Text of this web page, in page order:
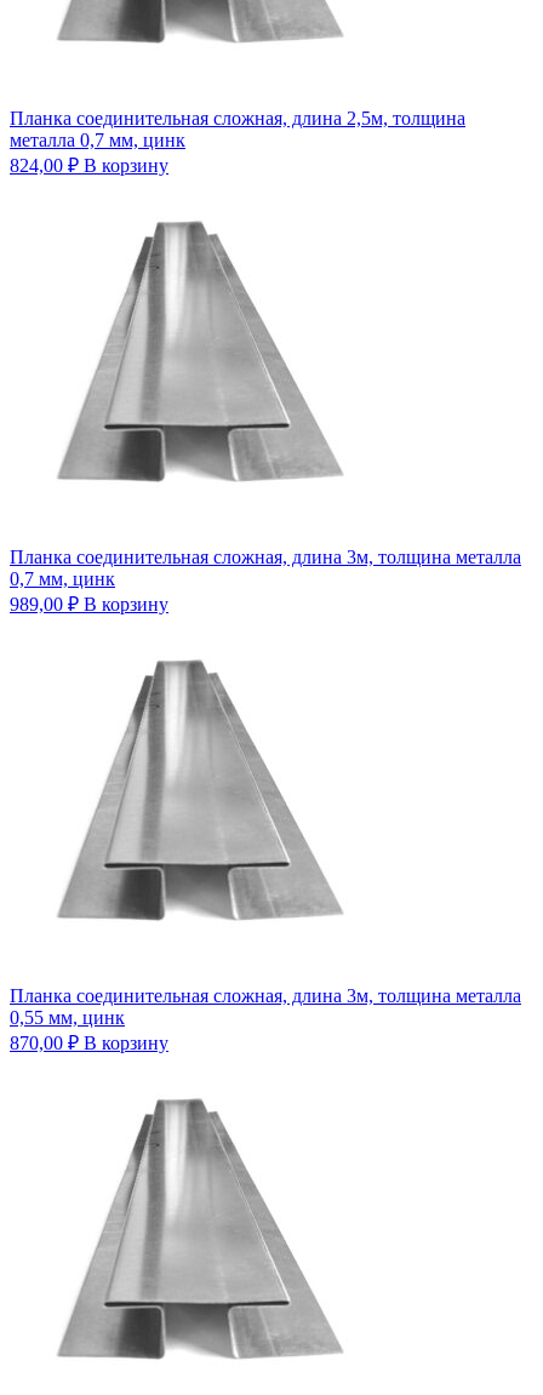
Планка соединительная сложная, длина 2,5м, толщина
металла 0,7 мм, цинк
824,00 ₽ В корзину
Планка соединительная сложная, длина 3м, толщина металла
0,7 мм, цинк
989,00 ₽ В корзину
Планка соединительная сложная, длина 3м, толщина металла
0,55 мм, цинк
870,00 ₽ В корзину